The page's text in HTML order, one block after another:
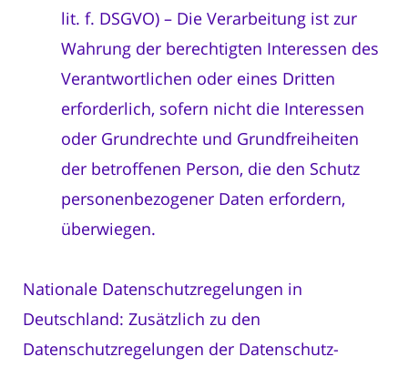
lit. f. DSGVO) – Die Verarbeitung ist zur
Wahrung der berechtigten Interessen des
Verantwortlichen oder eines Dritten
erforderlich, sofern nicht die Interessen
oder Grundrechte und Grundfreiheiten
der betroffenen Person, die den Schutz
personenbezogener Daten erfordern,
überwiegen.
Nationale Datenschutzregelungen in
Deutschland: Zusätzlich zu den
Datenschutzregelungen der Datenschutz-